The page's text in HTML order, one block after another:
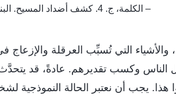
– الكلمة، ج. 4. كشف أضداد المسيح. البند الأول: يحاولون الفوز بقلوب الناس
والأشياء التي تُسبِّب العرقلة
الناس وكسب تقديرهم. عادةً، قد
هذا. يجب أن نعتبر الحالة النموذجية